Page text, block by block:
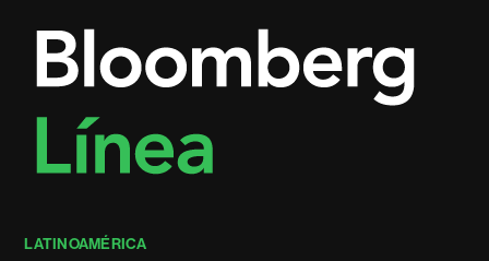
LATINOAMÉRICA